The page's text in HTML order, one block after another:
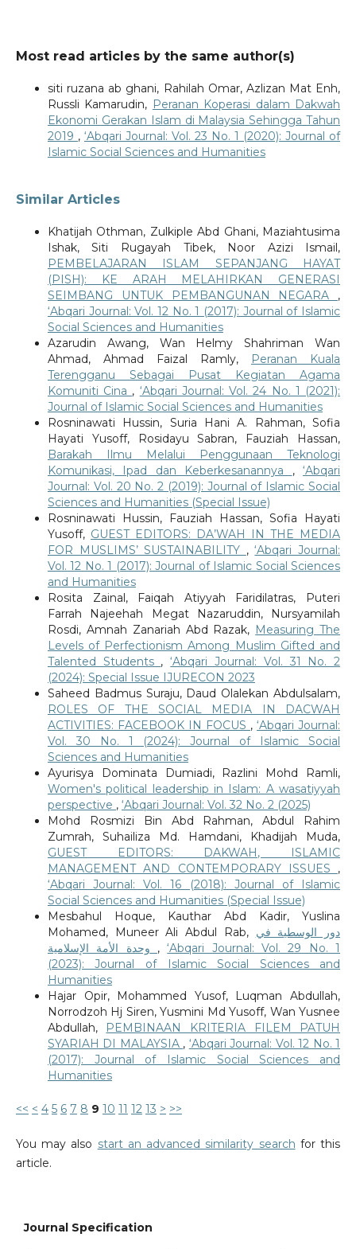
Most read articles by the same author(s)
siti ruzana ab ghani, Rahilah Omar, Azlizan Mat Enh,
Russli Kamarudin, Peranan Koperasi dalam Dakwah
Ekonomi Gerakan Islam di Malaysia Sehingga Tahun
2019 , ‘Abqari Journal: Vol. 23 No. 1 (2020): Journal of
Islamic Social Sciences and Humanities
Similar Articles
Khatijah Othman, Zulkiple Abd Ghani, Maziahtusima
Ishak, Siti Rugayah Tibek, Noor Azizi Ismail,
PEMBELAJARAN ISLAM SEPANJANG HAYAT
(PISH): KE ARAH MELAHIRKAN GENERASI
SEIMBANG UNTUK PEMBANGUNAN NEGARA ,
‘Abqari Journal: Vol. 12 No. 1 (2017): Journal of Islamic
Social Sciences and Humanities
Azarudin Awang, Wan Helmy Shahriman Wan
Ahmad, Ahmad Faizal Ramly,
Peranan Kuala
Terengganu Sebagai Pusat Kegiatan Agama
Komuniti Cina , ‘Abqari Journal: Vol. 24 No. 1 (2021):
Journal of Islamic Social Sciences and Humanities
Rosninawati Hussin, Suria Hani A. Rahman, Sofia
Hayati Yusoff, Rosidayu Sabran, Fauziah Hassan,
Barakah Ilmu Melalui Penggunaan Teknologi
Komunikasi, Ipad dan Keberkesanannya ,‘Abqari
Journal: Vol. 20 No. 2 (2019): Journal of Islamic Social
Sciences and Humanities (Special Issue)
Rosninawati Hussin, Fauziah Hassan, Sofia Hayati
Yusoff, GUEST EDITORS: DA’WAH IN THE MEDIA
FOR MUSLIMS’ SUSTAINABILITY ,‘Abqari Journal:
Vol. 12 No. 1 (2017): Journal of Islamic Social Sciences
and Humanities
Rosita Zainal, Faiqah Atiyyah Faridilatras, Puteri
Farrah Najeehah Megat Nazaruddin, Nursyamilah
Rosdi, Amnah Zanariah Abd Razak, Measuring The
Levels of Perfectionism Among Muslim Gifted and
Talented Students ,‘Abqari Journal: Vol. 31 No. 2
(2024): Special Issue IJURECON 2023
Saheed Badmus Suraju, Daud Olalekan Abdulsalam,
ROLES OF THE SOCIAL MEDIA IN DACWAH
ACTIVITIES: FACEBOOK IN FOCUS ,‘Abqari Journal:
Vol. 30 No. 1 (2024): Journal of Islamic Social
Sciences and Humanities
Ayurisya Dominata Dumiadi, Razlini Mohd Ramli,
Women's political leadership in Islam: A wasatiyyah
perspective , ‘Abqari Journal: Vol. 32 No. 2 (2025)
Mohd Rosmizi Bin Abd Rahman, Abdul Rahim
Zumrah, Suhailiza Md. Hamdani, Khadijah Muda,
GUEST EDITORS: DAKWAH, ISLAMIC
MANAGEMENT AND CONTEMPORARY ISSUES ,
‘Abqari Journal: Vol. 16 (2018): Journal of Islamic
Social Sciences and Humanities (Special Issue)
Mesbahul Hoque, Kauthar Abd Kadir, Yuslina
Mohamed, Muneer Ali Abdul Rab, دور الوسطية في
,‘Abqari Journal: Vol. 29 No. 1
(2023): Journal of Islamic Social Sciences and
Humanities
Hajar Opir, Mohammed Yusof, Luqman Abdullah,
Norrodzoh Hj Siren, Yusmini Md Yusoff, Wan Yusnee
Abdullah, PEMBINAAN KRITERIA FILEM PATUH
SYARIAH DI MALAYSIA , ‘Abqari Journal: Vol. 12 No. 1
(2017): Journal of Islamic Social Sciences and
Humanities
<< < 4 5 6 7 8 9 10 11 12 13 > >>
You may also start an advanced similarity search for this
article.
Journal Specification